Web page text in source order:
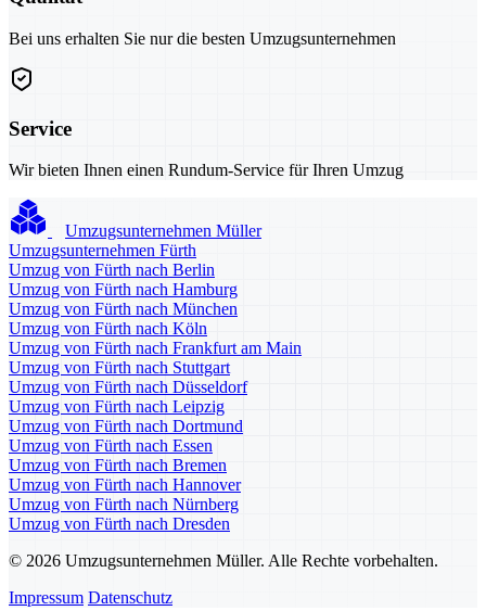
Bei uns erhalten Sie nur die besten Umzugsunternehmen
Service
Wir bieten Ihnen einen Rundum-Service für Ihren Umzug
Umzugsunternehmen Müller
Umzugsunternehmen Fürth
Umzug von Fürth nach Berlin
Umzug von Fürth nach Hamburg
Umzug von Fürth nach München
Umzug von Fürth nach Köln
Umzug von Fürth nach Frankfurt am Main
Umzug von Fürth nach Stuttgart
Umzug von Fürth nach Düsseldorf
Umzug von Fürth nach Leipzig
Umzug von Fürth nach Dortmund
Umzug von Fürth nach Essen
Umzug von Fürth nach Bremen
Umzug von Fürth nach Hannover
Umzug von Fürth nach Nürnberg
Umzug von Fürth nach Dresden
© 2026 Umzugsunternehmen Müller. Alle Rechte vorbehalten.
Impressum Datenschutz